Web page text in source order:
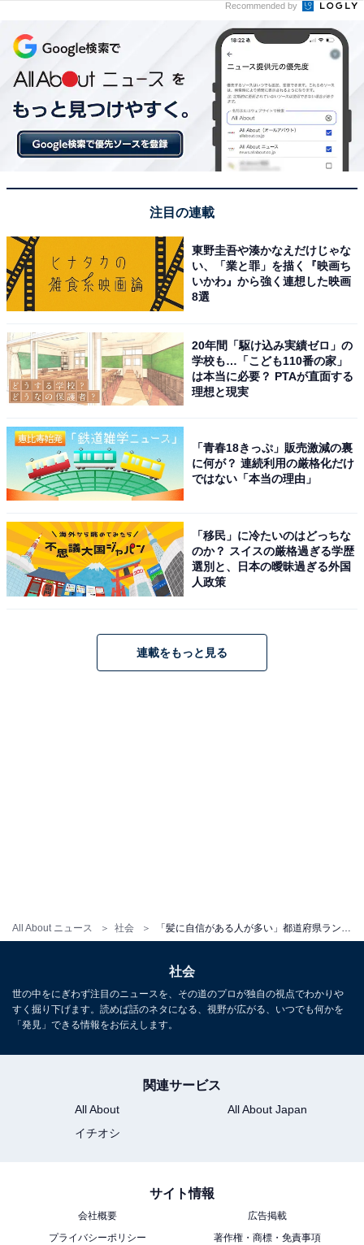
All About ニュース 社会
ボリューム、白髪……「自信がない」ポイント別
「最も髪に自信がないポイント」
自分自身の髪に「自信がない」と回答した人に、どのよ
うな点で自信がないのか、「最も髪に自信がないポイン
ト」を聞いたところ、特に回答率が高かったのは「ボリ
毛・縮毛）」でした。
「ボリュームが無い」と回答した人の割合が高かった県
「ボリュームが無い（薄毛）」と回答した人の割合が高
かった都道府県、1位は東京都（51.0%）。次いで島根県
（48.3%）、静岡県（47.3%）でした。いずれも、5割近
い人が回答しています。
Recommended by
注目の連載
東野圭吾や湊かなえだけじゃな
い、「業と罪」を描く『映画ち
いかわ』から強く連想した映画
8選
20年間「駆け込み実績ゼロ」の
学校も…「こども110番の家」
は本当に必要？ PTAが直面する
理想と現実
「青春18きっぷ」販売激減の裏
に何が？ 連続利用の厳格化だけ
ではない「本当の理由」
「移民」に冷たいのはどっちな
のか？ スイスの厳格過ぎる学歴
選別と、日本の曖昧過ぎる外国
人政策
連載をもっと見る
社会
世の中をにぎわず注目のニュースを、その道のプロが独自の視点でわかりや
すく掘り下げます。読めば話のネタになる、視野が広がる、いつでも何かを
「発見」できる情報をお伝えします。
関連サービス
All About
All About Japan
イチオシ
サイト情報
会社概要
広告掲載
プライバシーポリシー
著作権・商標・免責事項